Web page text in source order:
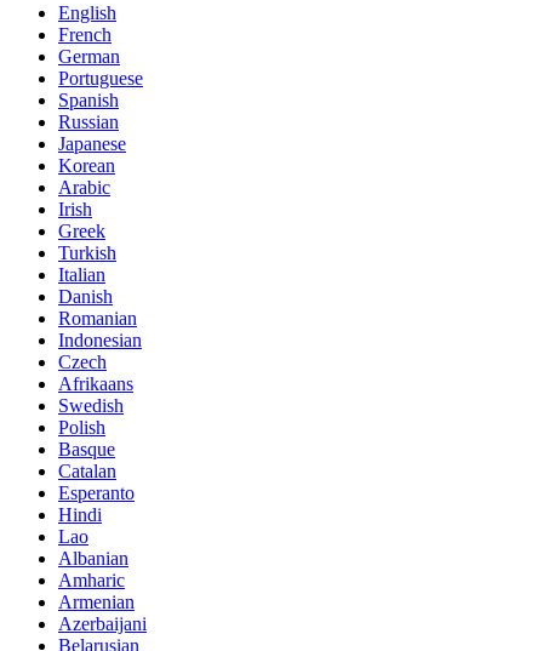
English
French
German
Portuguese
Spanish
Russian
Japanese
Korean
Arabic
Irish
Greek
Turkish
Italian
Danish
Romanian
Indonesian
Czech
Afrikaans
Swedish
Polish
Basque
Catalan
Esperanto
Hindi
Lao
Albanian
Amharic
Armenian
Azerbaijani
Belarusian